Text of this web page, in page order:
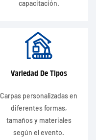
capacitación.
Variedad De Tipos
Carpas personalizadas en
diferentes formas,
tamaños y materiales
según el evento.